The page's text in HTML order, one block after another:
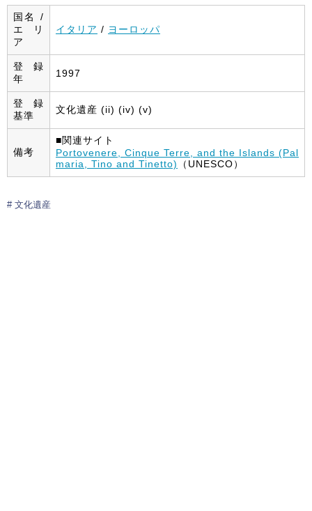
国名 /
エリ
ア
イタリア / ヨーロッパ
登録
年
1997
登録
基準
文化遺産 (ii) (iv) (v)
備考
■関連サイト
Portovenere, Cinque Terre, and the Islands (Pal
maria, Tino and Tinetto)
（UNESCO）
文化遺産